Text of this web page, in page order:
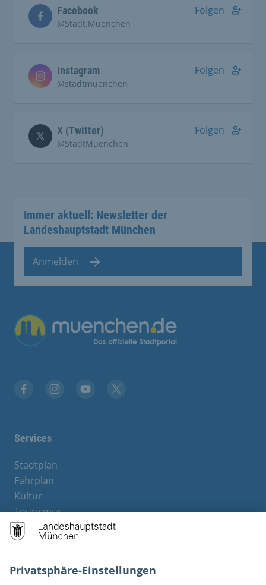
Facebook
@Stadt.Muenchen
Folgen
Instagram
@stadtmuenchen
Folgen
X (Twitter)
@StadtMuenchen
Folgen
Immer aktuell: Newsletter der
Landeshauptstadt München
Anmelden
Übergreifende Links
Services
Stadtplan
Fahrplan
Kultur
Tourismus
M-Strom
Bürgerservice